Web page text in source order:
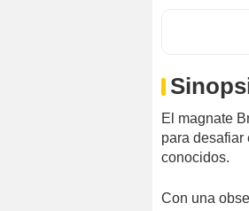
El magnate
para desafiar
conocidos.
Con una